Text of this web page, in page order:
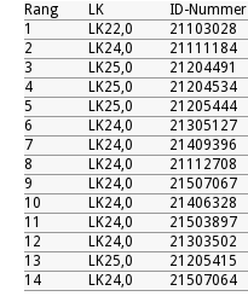
Rang LK ID-Nummer
1
LK22,0 21103028
2
LK24,0 21111184
3
LK25,0 21204491
4
LK25,0 21204534
5
LK25,0 21205444
6
LK24,0 21305127
7
LK24,0 21409396
8
LK24,0 21112708
9
LK24,0 21507067
10
LK24,0 21406328
11
LK24,0 21503897
12
LK24,0 21303502
13
LK25,0 21205415
14
LK24,0 21507064